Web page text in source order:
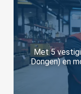
Met 5
Dongen) en